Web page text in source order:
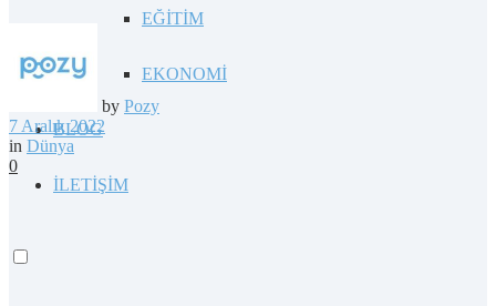
EĞİTİM
EKONOMİ
BLOG
İLETİŞİM
by Pozy
7 Aralık 2022
in Dünya
0